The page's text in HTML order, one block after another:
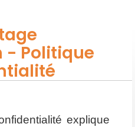
- Politique
explique